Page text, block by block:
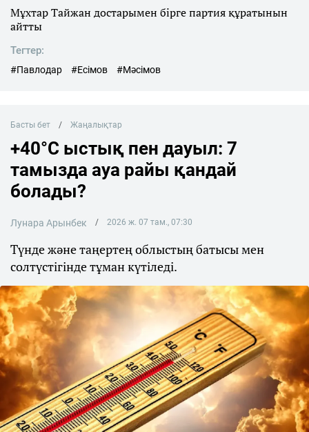
Мұхтар Тайжан достарымен бірге партия құратынын
айтты
Тегтер:
#Павлодар #Есімов #Мәсімов
Басты бет Жаңалықтар
+40°C ыстық пен дауыл: 7
тамызда ауа райы қандай
болады?
Лунара Арынбек 2026 ж. 07 там., 07:30
Түнде және таңертең облыстың батысы мен
солтүстігінде тұман күтіледі.